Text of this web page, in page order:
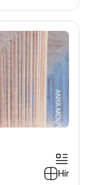
a
Hír